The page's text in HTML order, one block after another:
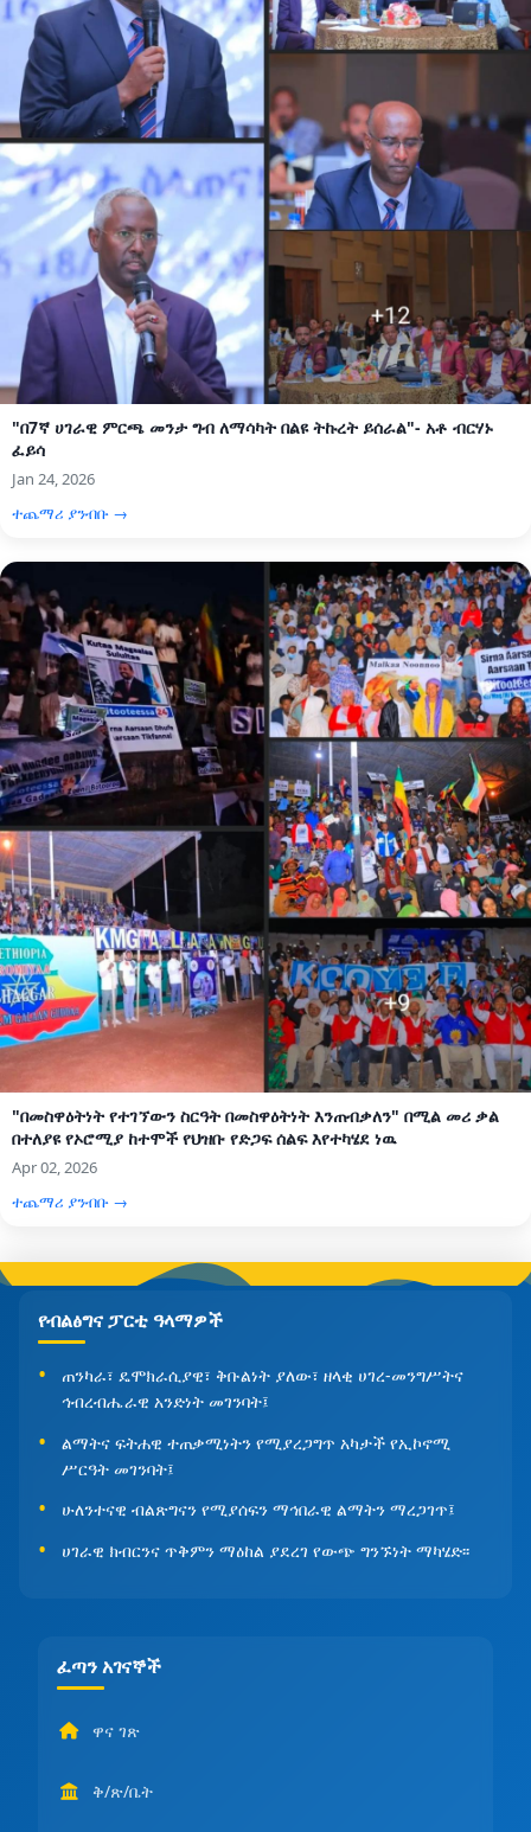
"በ7ኛ ሀገራዊ ምርጫ መንታ ግብ ለማሳካት በልዩ ትኩረት ይሰራል"- አቶ ብርሃኑ
ፈይሳ
Jan 24, 2026
ተጨማሪ ያንብቡ →
"በመስዋዕትነት የተገኘውን ስርዓት በመስዋዕትነት እንጠብቃለን" በሚል መሪ ቃል
በተለያዩ የኦሮሚያ ከተሞች የህዝቡ የድጋፍ ሰልፍ እየተካሄደ ነዉ
Apr 02, 2026
ተጨማሪ ያንብቡ →
የብልፅግና ፓርቲ ዓላማዎች
ጠንካራ፣ ዴሞክራሲያዊ፣ ቅቡልነት ያለው፣ ዘላቂ ሀገረ-መንግሥትና
ኅብረብሔራዊ አንድነት መገንባት፤
ልማትና ፍትሐዊ ተጠቃሚነትን የሚያረጋግጥ አካታች የኢኮኖሚ
ሥርዓት መገንባት፤
ሁለንተናዊ ብልጽግናን የሚያሰፍን ማኅበራዊ ልማትን ማረጋገጥ፤
ሀገራዊ ክብርንና ጥቅምን ማዕከል ያደረገ የውጭ ግንኙነት ማካሄድ፡፡
ፈጣን አገናኞች
ዋና ገጽ
ቅ/ጽ/ቤት